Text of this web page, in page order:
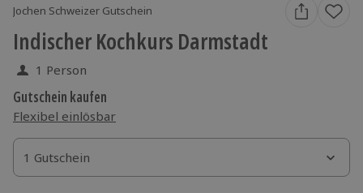
Jochen Schweizer Gutschein
Indischer Kochkurs Darmstadt
1 Person
Gutschein kaufen
Flexibel einlösbar
1 Gutschein
1 Gutschein
1 Gutschein